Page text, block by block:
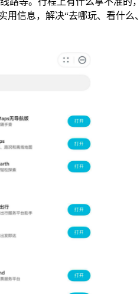
信息，解决“去哪玩、看什么、